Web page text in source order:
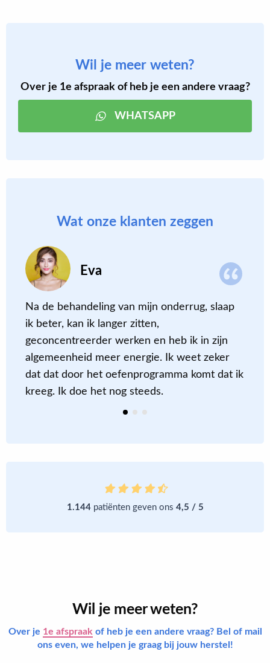
Wil je meer weten?
Over je 1e afspraak of heb je een andere vraag?
WHATSAPP
Wat onze klanten zeggen
Eva
Na de behandeling van mijn onderrug, slaap
ik beter, kan ik langer zitten,
geconcentreerder werken en heb ik in zijn
algemeenheid meer energie. Ik weet zeker
dat dat door het oefenprogramma komt dat ik
kreeg. Ik doe het nog steeds.
1.144patiënten geven ons 4,5 / 5
Wil je meer weten?
Over je 1e afspraak of heb je een andere vraag? Bel of mail
ons even, we helpen je graag bij jouw herstel!